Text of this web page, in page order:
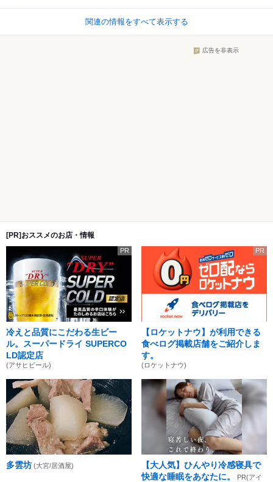
関連の情報をすべて表示する
広告を非表示
[PR]おススメのお店・情報
PR
冷えと品質にこだわる生ビー
ル。スーパードライ SUPERCO
LD認定店
(アサヒビール)
PR
【ロケットナウ】が利用できる
食べログ掲載店舗をご紹介しま
す。
(ロケットナウ)
多雲坊 (大宮/居酒屋)
【大人気】ひんやり冷感寝具で
快適な睡眠をあなたに。
PR(アイ